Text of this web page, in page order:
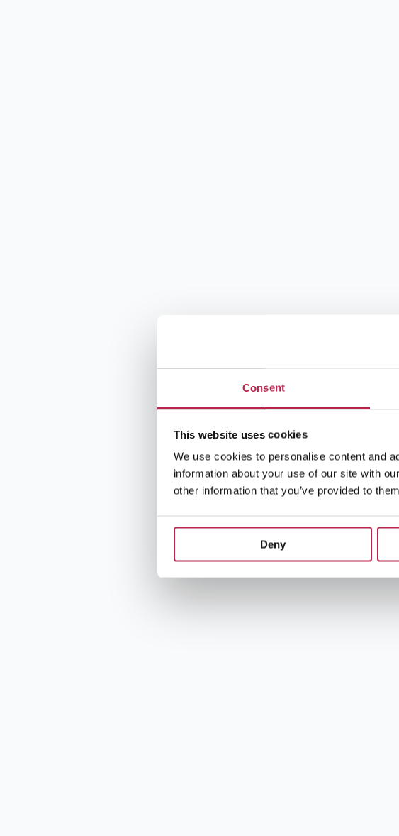
Consent
This website uses cookies
We use cookies to personalise content and
information about your use of our site with
other information that you’ve provided to
Deny